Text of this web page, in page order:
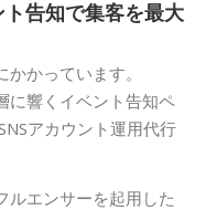
告知で集客を最大
かっています。
に響くイベント告知ペ
アカウント運用代行
ルエンサーを起用した